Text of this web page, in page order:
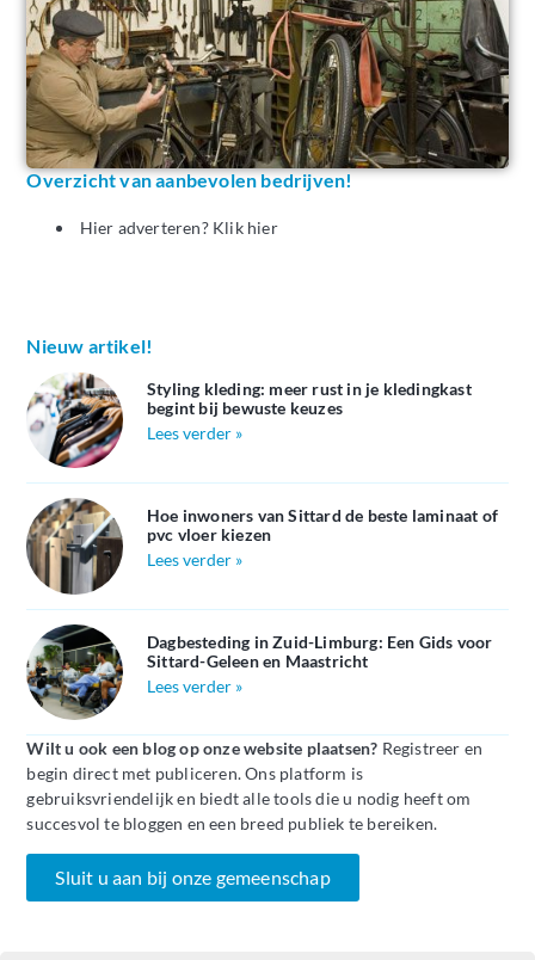
Overzicht van aanbevolen bedrijven!
Hier adverteren? Klik hier
Nieuw artikel!
Styling kleding: meer rust in je kledingkast
begint bij bewuste keuzes
Lees verder »
Hoe inwoners van Sittard de beste laminaat of
pvc vloer kiezen
Lees verder »
Dagbesteding in Zuid-Limburg: Een Gids voor
Sittard-Geleen en Maastricht
Lees verder »
Wilt u ook een blog op onze website plaatsen? Registreer en
begin direct met publiceren. Ons platform is
gebruiksvriendelijk en biedt alle tools die u nodig heeft om
succesvol te bloggen en een breed publiek te bereiken.
Sluit u aan bij onze gemeenschap